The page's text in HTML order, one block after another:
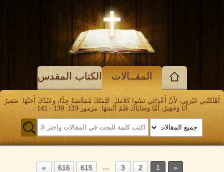
المقــالات الكتاب المقدس
أَهْلَكَتْنِي غَيْرَتِي، لأَنَّ أَعْدَائِي نَسُوا كَلاَمَكَ. كَلِمَتُكَ مُمَحَّصَةٌ جِدًّا، وَعَبْدُكَ أَحَبَّهَا. صَغِيرٌ
أَنَا وَحَقِيرٌ، أَمَّا وَصَايَاكَ فَلَمْ أَنْسَهَا. مزمور 119: 139 - 141
1
2
3
…
615
616